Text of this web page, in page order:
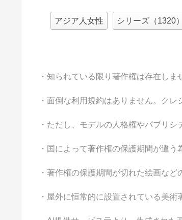
アジア人女性 シリーズ（1320）
・知られている限り著作権は存在し
・面倒な利用規約はありません。ク
・ただし、モデルの人格権やパブリ
・国によって著作権の保護期間が違
・著作権の保護期間が切れた絵画な
・屋外に恒常的に設置されている美